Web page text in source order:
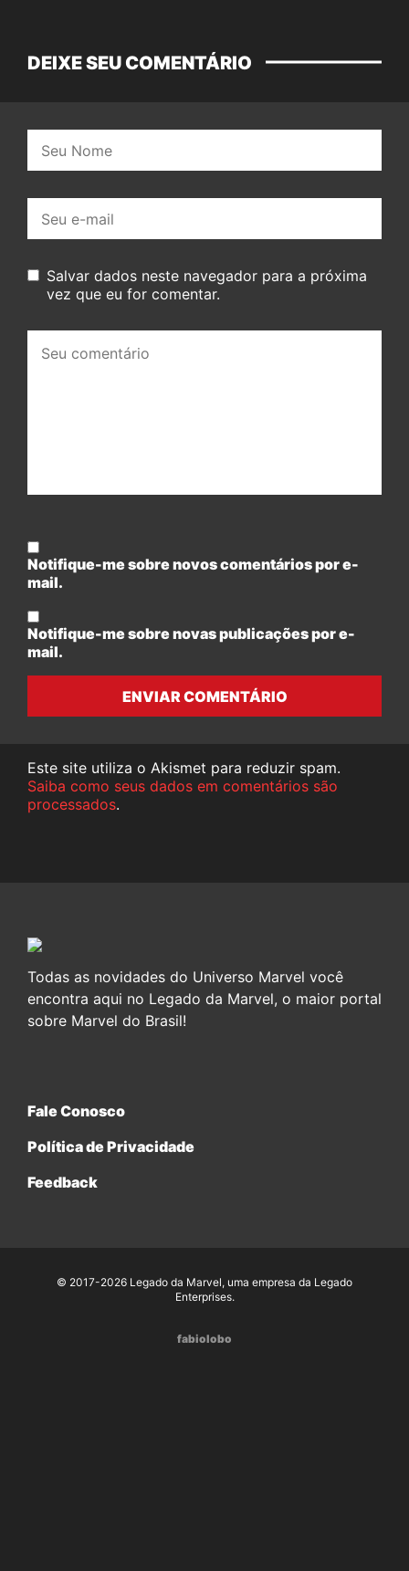
DEIXE SEU COMENTÁRIO
mail:
Salvar dados neste navegador para a próxima
vez que eu for comentar.
comentário:
Notifique-me sobre novos comentários por e-
mail.
Notifique-me sobre novas publicações por e-
mail.
ENVIAR COMENTÁRIO
Este site utiliza o Akismet para reduzir spam.
Saiba como seus dados em comentários são
processados.
Todas as novidades do Universo Marvel você
encontra aqui no Legado da Marvel, o maior portal
sobre Marvel do Brasil!
Fale Conosco
Política de Privacidade
Feedback
© 2017-2026 Legado da Marvel, uma empresa da Legado
Enterprises.
fabiolobo